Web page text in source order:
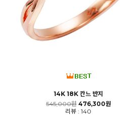
14K 18K 칸느 반지
545,000원 476,300원
리뷰 : 140